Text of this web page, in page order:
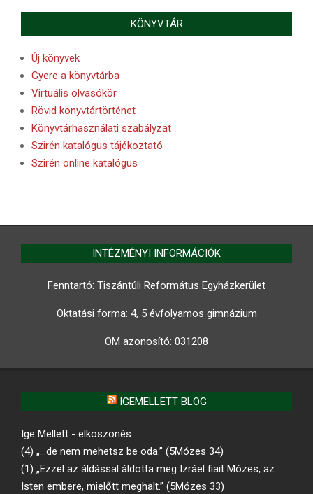
KÖNYVTÁR
Új könyvek
Gyere a könyvtárba
Virtuális olvasókör
Rövid könyvtártörténet
Könyvtárhasználati szabályzat
Szirén katalógus tájékoztató
Szirén online katalógus
INTÉZMÉNYI INFORMÁCIÓK
Fenntartó: Tiszántúli Református Egyházkerület
Oktatási forma: 4, 5 évfolyamos gimnázium
OM azonosító: 031208
IGEMELLETT BLOG
Ige Mellett - elköszönés
(4) „…de nem mehetsz be oda.” (5Mózes 34)
(1) „Ezzel az áldással áldotta meg Izráel fiait Mózes, az
Isten embere, mielőtt meghalt.” (5Mózes 33)